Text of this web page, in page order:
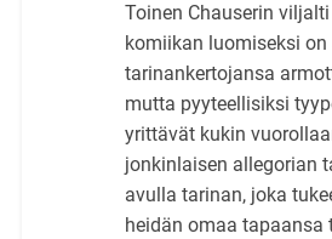
Toinen Chauserin
komiikan luomiseksi on
tarinankertojansa
mutta pyyteellisiksi
yrittävät kukin
jonkinlaisen allegorian
avulla tarinan, joka
heidän omaa tapaansa